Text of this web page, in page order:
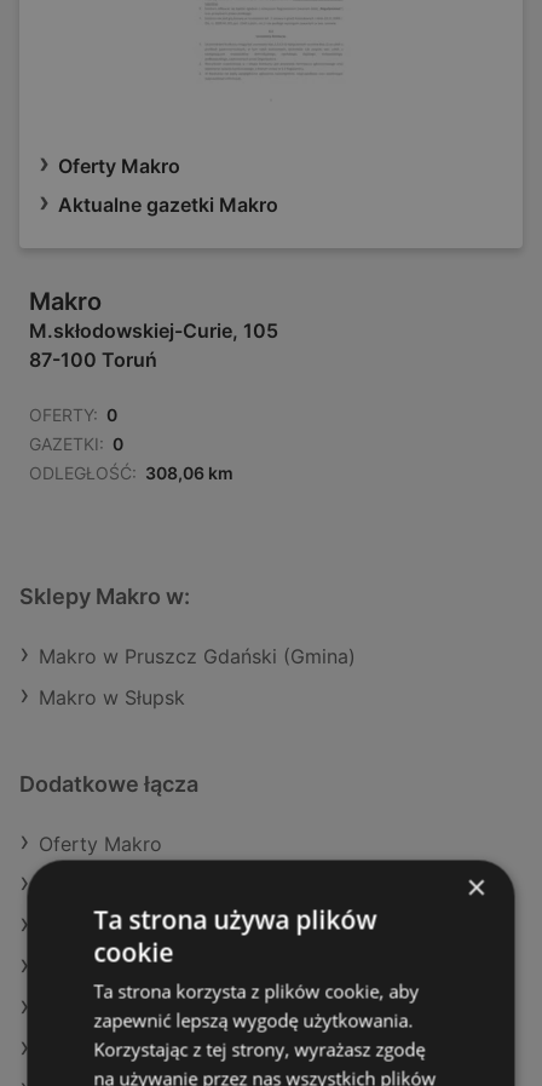
Oferty Makro
Aktualne gazetki Makro
Makro
M.skłodowskiej-Curie, 105
87-100 Toruń
OFERTY: 0
GAZETKI: 0
ODLEGŁOŚĆ: 308,06 km
Sklepy Makro w:
Makro w Pruszcz Gdański (Gmina)
Makro w Słupsk
Dodatkowe łącza
Oferty Makro
Oferty Delikatesy Centrum
Aktualne gazetki Netto
Aktualne gazetki Eurocash
Aktualne gazetki Auchan
×
Ta strona używa plików
cookie
Ta strona korzysta z plików cookie, aby
zapewnić lepszą wygodę użytkowania.
Korzystając z tej strony, wyrażasz zgodę
na używanie przez nas wszystkich plików